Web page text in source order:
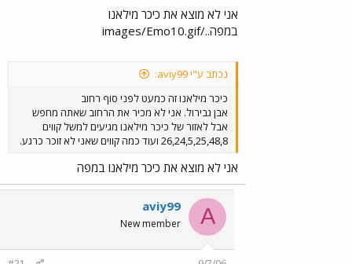
אני לא מוצא את כיכר מילאנו
במפה../images/Emo10.gif
נכתב ע"י aviy99:
כיכר מילאנו זה כמעט לפני סוף רחוב
אבן גבירול. אני לא מכיר את הרחוב שאתה מחפש
אבל לאזור של כיכר מילאנו מגיעים למשל קווים
26,24,5,25,48,8 ועוד כמה קווים שאני לא זוכר כרגע.
אני לא מוצא את כיכר מילאנו במפה
A
aviy99
New member